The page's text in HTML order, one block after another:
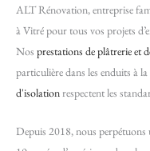
ALT Rénovation, entreprise
à Vitré pour tous vos projets
Nos prestations de plâtrerie et
particulière dans les enduits à
d'isolation respectent les
Depuis 2018, nous